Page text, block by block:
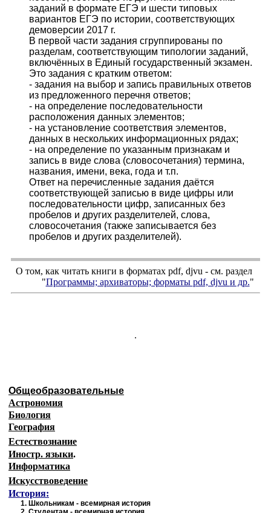
заданий в формате ЕГЭ и шести типовых
вариантов ЕГЭ по истории, соответствующих
демоверсии 2017 г.
В первой части задания сгруппированы по
разделам, соответствующим типологии заданий,
включённых в Единый государственный экзамен.
Это задания с кратким ответом:
- задания на выбор и запись правильных ответов
из предложенного перечня ответов;
- на определение последовательности
расположения данных элементов;
- на установление соответствия элементов,
данных в нескольких информационных рядах;
- на определение по указанным признакам и
запись в виде слова (словосочетания) термина,
названия, имени, века, года и т.п.
Ответ на перечисленные задания даётся
соответствующей записью в виде цифры или
последовательности цифр, записанных без
пробелов и других разделителей, слова,
словосочетания (также записывается без
пробелов и других разделителей).
О том, как читать книги в форматах pdf, djvu - см. раздел
"Программы; архиваторы; форматы pdf, djvu и др."
.
Общеобразовательные
Астрономия
Биология
География
Естествознание
Иностр. языки.
Информатика
Искусствоведение
История:
1. Школьникам - всемирная история